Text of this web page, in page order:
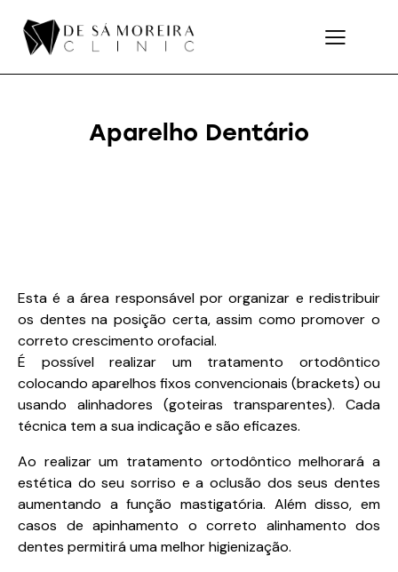
Aparelho Dentário
Esta é a área responsável por organizar e redistribuir
os dentes na posição certa, assim como promover o
correto crescimento orofacial.
É possível realizar um tratamento ortodôntico
colocando aparelhos fixos convencionais (brackets) ou
usando alinhadores (goteiras transparentes). Cada
técnica tem a sua indicação e são eficazes.
Ao realizar um tratamento ortodôntico melhorará a
estética do seu sorriso e a oclusão dos seus dentes
aumentando a função mastigatória. Além disso, em
casos de apinhamento o correto alinhamento dos
dentes permitirá uma melhor higienização.